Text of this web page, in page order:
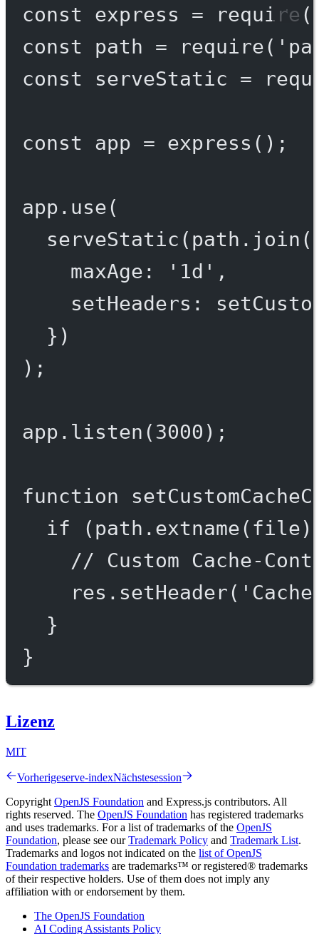
const express = require (
const
path = require(
const
serveStatic =
const app = express ();
app. use(
serveStatic (path. join
maxAge:
'1d' ,
setHeaders:
})
);
app. listen (3000 );
function
if (path. extname
// Custom Cache-
res. setHeader(
}
}
Lizenz
MIT
Vorherigeserve-indexNächstesession
Copyright OpenJS Foundation and Express.js contributors. All
rights reserved. The OpenJS Foundation has registered trademarks
and uses trademarks. For a list of trademarks of the OpenJS
Foundation, please see ourTrademark Policy and Trademark List.
Trademarks and logos not indicated on the list of OpenJS
Foundation trademarks are trademarks™ or registered® trademarks
of their respective holders. Use of them does not imply any
affiliation with or endorsement by them.
The OpenJS Foundation
AI Coding Assistants Policy